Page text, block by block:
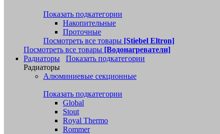
Показать подкатегории
Накопительные
Проточные
Посмотреть все товары [Stiebel Eltron]
Посмотреть все товары [Водонагреватели]
Радиаторы
Показать подкатегории
Радиаторы
Алюминиевые секционные
Показать подкатегории
Global
Stout
Royal Thermo
Rommer